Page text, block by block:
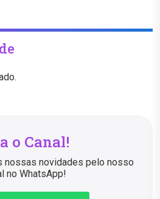
o Canal!
nossas novidades pelo nosso
no WhatsApp!